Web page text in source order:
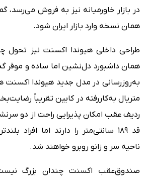
در بازار خاورمیانه نیز به فروش می‌رسد،
همان نسخه وارد بازار ایران شود.
طراحی داخلی هیوندا اکسنت نیز تحول
همان داشبورد دل‌نشین اما ساده و موقر
به‌روزرسانی در مدل جدید هیوندا
متریال به‌کاررفته در کابین تقریباً
ردیف عقب امکان پذیرایی راحت از دو
قد ۱۸۹ سانتی‌متر را دارند اما افراد
ناحیه سر و زانو روبرو خواهند شد.